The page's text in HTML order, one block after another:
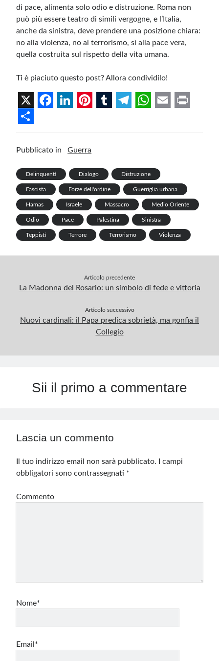
di pace, alimenta solo odio e distruzione. Roma non
può più essere teatro di simili vergogne, e l’Italia,
anche da sinistra, deve prendere una posizione chiara:
no alla violenza, no al terrorismo, sì alla pace vera,
quella costruita sul rispetto della vita umana.
Ti è piaciuto questo post? Allora condividilo!
X
a
c
b
o
o
k
i
n
e
d
I
n
i
n
e
r
e
s
t
u
l
r
e
g
r
a
m
h
s
A
p
p
m
l
r
S
h
r
e
Pubblicato in Guerra
Delinquenti Dialogo Distruzione
Fascista Forze dell'ordine Guerriglia urbana
Hamas Israele Massacro Medio Oriente
Odio Pace Palestina Sinistra
Teppisti Terrore Terrorismo Violenza
Articolo precedente
La Madonna del Rosario: un simbolo di fede e vittoria
Articolo successivo
Nuovi cardinali: il Papa predica sobrietà, ma gonfia il
Collegio
Sii il primo a commentare
Lascia un commento
Il tuo indirizzo email non sarà pubblicato.
I campi
obbligatori sono contrassegnati *
Commento
Nome*
Email*